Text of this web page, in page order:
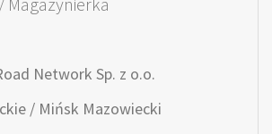
Network Sp. z o.o.
/ Mińsk Mazowiecki